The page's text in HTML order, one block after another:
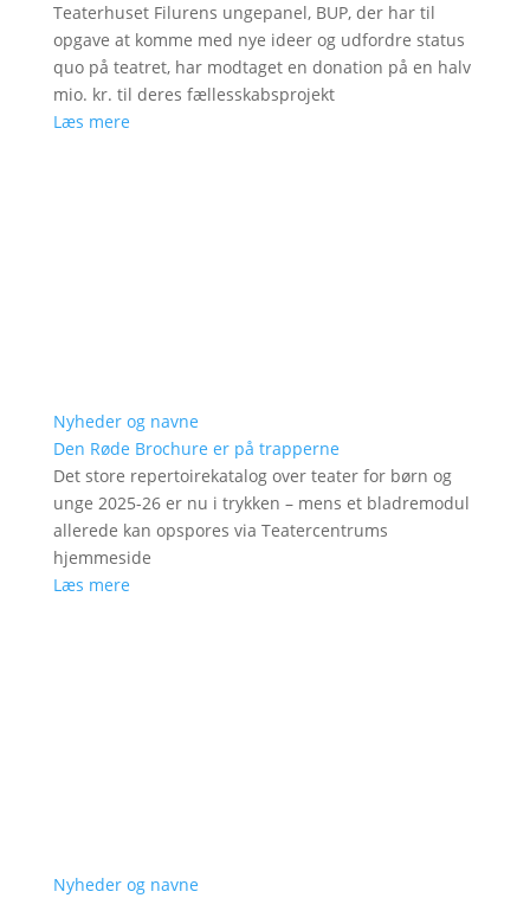
Teaterhuset Filurens ungepanel, BUP, der har til
opgave at komme med nye ideer og udfordre status
quo på teatret, har modtaget en donation på en halv
mio. kr. til deres fællesskabsprojekt
Læs mere
Nyheder og navne
Den Røde Brochure er på trapperne
Det store repertoirekatalog over teater for børn og
unge 2025-26 er nu i trykken – mens et bladremodul
allerede kan opspores via Teatercentrums
hjemmeside
Læs mere
Nyheder og navne